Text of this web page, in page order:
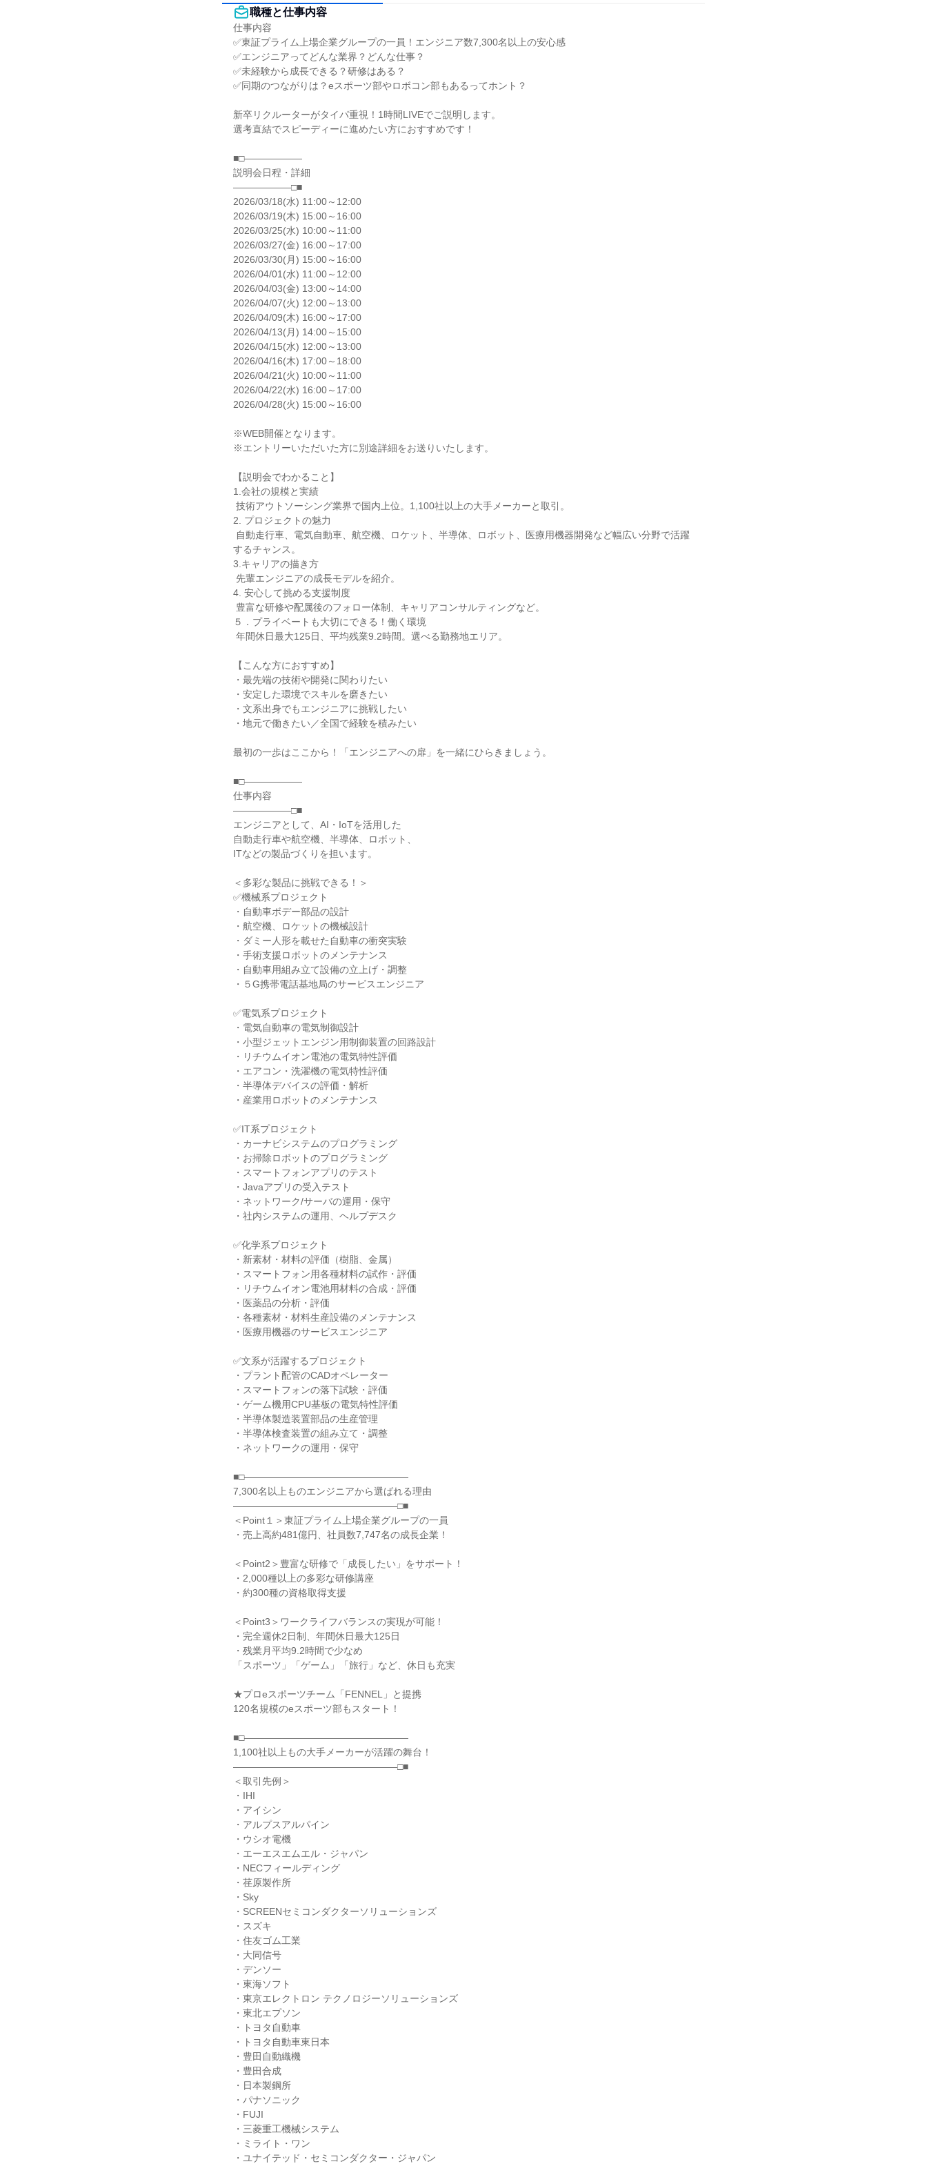
職種と仕事内容
仕事内容
✅東証プライム上場企業グループの一員！エンジニア数7,300名以上の安心感
✅エンジニアってどんな業界？どんな仕事？
✅未経験から成長できる？研修はある？
✅同期のつながりは？eスポーツ部やロボコン部もあるってホント？
新卒リクルーターがタイパ重視！1時間LIVEでご説明します。
選考直結でスピーディーに進めたい方におすすめです！
■□――――――
説明会日程・詳細
――――――□■
2026/03/18(水) 11:00～12:00
2026/03/19(木) 15:00～16:00
2026/03/25(水) 10:00～11:00
2026/03/27(金) 16:00～17:00
2026/03/30(月) 15:00～16:00
2026/04/01(水) 11:00～12:00
2026/04/03(金) 13:00～14:00
2026/04/07(火) 12:00～13:00
2026/04/09(木) 16:00～17:00
2026/04/13(月) 14:00～15:00
2026/04/15(水) 12:00～13:00
2026/04/16(木) 17:00～18:00
2026/04/21(火) 10:00～11:00
2026/04/22(水) 16:00～17:00
2026/04/28(火) 15:00～16:00
※WEB開催となります。
※エントリーいただいた方に別途詳細をお送りいたします。
【説明会でわかること】
1.会社の規模と実績
2. プロジェクトの魅力
するチャンス。
3.キャリアの描き方
4. 安心して挑める支援制度
５．プライベートも大切にできる！働く環境
【こんな方におすすめ】
・最先端の技術や開発に関わりたい
・安定した環境でスキルを磨きたい
・文系出身でもエンジニアに挑戦したい
・地元で働きたい／全国で経験を積みたい
最初の一歩はここから！「エンジニアへの扉」を一緒にひらきましょう。
■□――――――
仕事内容
――――――□■
エンジニアとして、AI・IoTを活用した
自動走行車や航空機、半導体、ロボット、
ITなどの製品づくりを担います。
＜多彩な製品に挑戦できる！＞
✅機械系プロジェクト
・自動車ボデー部品の設計
・航空機、ロケットの機械設計
・ダミー人形を載せた自動車の衝突実験
・手術支援ロボットのメンテナンス
・自動車用組み立て設備の立上げ・調整
・５G携帯電話基地局のサービスエンジニア
✅電気系プロジェクト
・電気自動車の電気制御設計
・小型ジェットエンジン用制御装置の回路設計
・リチウムイオン電池の電気特性評価
・エアコン・洗濯機の電気特性評価
・半導体デバイスの評価・解析
・産業用ロボットのメンテナンス
✅IT系プロジェクト
・カーナビシステムのプログラミング
・お掃除ロボットのプログラミング
・スマートフォンアプリのテスト
・Javaアプリの受入テスト
・ネットワーク/サーバの運用・保守
・社内システムの運用、ヘルプデスク
✅化学系プロジェクト
・新素材・材料の評価（樹脂、金属）
・スマートフォン用各種材料の試作・評価
・リチウムイオン電池用材料の合成・評価
・医薬品の分析・評価
・各種素材・材料生産設備のメンテナンス
・医療用機器のサービスエンジニア
✅文系が活躍するプロジェクト
・プラント配管のCADオペレーター
・スマートフォンの落下試験・評価
・ゲーム機用CPU基板の電気特性評価
・半導体製造装置部品の生産管理
・半導体検査装置の組み立て・調整
・ネットワークの運用・保守
■□―――――――――――――――――
7,300名以上ものエンジニアから選ばれる理由
―――――――――――――――――□■
＜Point１＞東証プライム上場企業グループの一員
・売上高約481億円、社員数7,747名の成長企業！
＜Point2＞豊富な研修で「成長したい」をサポート！
・2,000種以上の多彩な研修講座
・約300種の資格取得支援
＜Point3＞ワークライフバランスの実現が可能！
・完全週休2日制、年間休日最大125日
・残業月平均9.2時間で少なめ
「スポーツ」「ゲーム」「旅行」など、休日も充実
★プロeスポーツチーム「FENNEL」と提携
120名規模のeスポーツ部もスタート！
■□―――――――――――――――――
1,100社以上もの大手メーカーが活躍の舞台！
―――――――――――――――――□■
＜取引先例＞
・IHI
・アイシン
・アルプスアルパイン
・ウシオ電機
・エーエスエムエル・ジャパン
・NECフィールディング
・荏原製作所
・Sky
・SCREENセミコンダクターソリューションズ
・スズキ
・住友ゴム工業
・大同信号
・デンソー
・東海ソフト
・東京エレクトロン テクノロジーソリューションズ
・東北エプソン
・トヨタ自動車
・トヨタ自動車東日本
・豊田自動織機
・豊田合成
・日本製鋼所
・パナソニック
・FUJI
・三菱重工機械システム
・ミライト・ワン
・ユナイテッド・セミコンダクター・ジャパン